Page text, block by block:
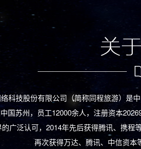
科技股份有限公司（简称同程旅游）是
国苏州，员工12000余人，注册资本
的广泛认可，2014年先后获得腾讯、携程
再次获得万达、腾讯、中信资